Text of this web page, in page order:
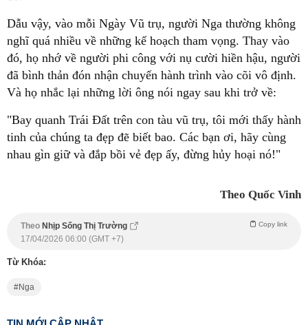
Dẫu vậy, vào mỗi Ngày Vũ trụ, người Nga thường không
nghĩ quá nhiều về những kế hoạch tham vọng. Thay vào
đó, họ nhớ về người phi công với nụ cười hiền hậu, người
đã bình thản đón nhận chuyến hành trình vào cõi vô định.
Và họ nhắc lại những lời ông nói ngay sau khi trở về:
"Bay quanh Trái Đất trên con tàu vũ trụ, tôi mới thấy hành
tinh của chúng ta đẹp đẽ biết bao. Các bạn ơi, hãy cùng
nhau gìn giữ và đắp bồi vẻ đẹp ấy, đừng hủy hoại nó!"
Theo Quốc Vinh
Theo Nhịp Sống Thị Trường Copy link
17/04/2026 06:00 (GMT +7)
Từ Khóa:
Nga